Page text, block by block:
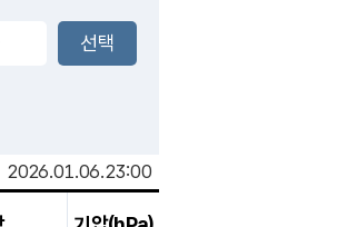
2026.01.06.23:00